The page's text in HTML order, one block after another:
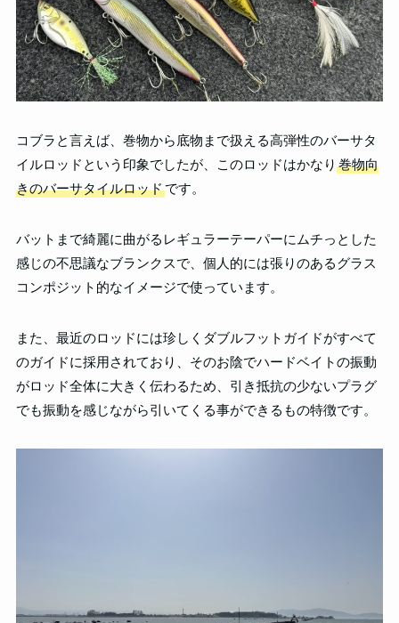
コブラと言えば、巻物から底物まで扱える高弾性のバーサタ
イルロッドという印象でしたが、このロッドはかなり 巻物向
きのバーサタイルロッドです。
バットまで綺麗に曲がるレギュラーテーパーにムチっとした
感じの不思議なブランクスで、個人的には張りのあるグラス
コンポジット的なイメージで使っています。
また、最近のロッドには珍しくダブルフットガイドがすべて
のガイドに採用されており、そのお陰でハードベイトの振動
がロッド全体に大きく伝わるため、引き抵抗の少ないプラグ
でも振動を感じながら引いてくる事ができるもの特徴です。